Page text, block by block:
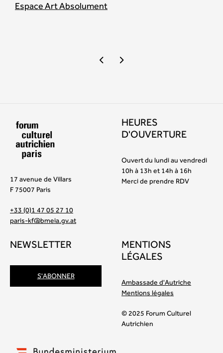
Espace Art Absolument
17 avenue de Villars
F 75007 Paris
+33 (0)1 47 05 27 10
paris-kf@bmeia.gv.at
HEURES
D'OUVERTURE
Ouvert du lundi au vendredi
10h à 13h et 14h à 16h
Merci de prendre RDV
NEWSLETTER
S'ABONNER
MENTIONS
LÉGALES
Ambassade d'Autriche
Mentions légales
© 2025 Forum Culturel
Autrichien